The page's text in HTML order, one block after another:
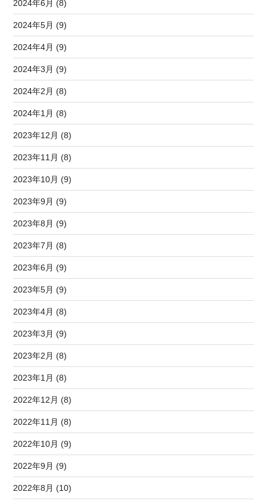
2024年6月 (8)
2024年5月 (9)
2024年4月 (9)
2024年3月 (9)
2024年2月 (8)
2024年1月 (8)
2023年12月 (8)
2023年11月 (8)
2023年10月 (9)
2023年9月 (9)
2023年8月 (9)
2023年7月 (8)
2023年6月 (9)
2023年5月 (9)
2023年4月 (8)
2023年3月 (9)
2023年2月 (8)
2023年1月 (8)
2022年12月 (8)
2022年11月 (8)
2022年10月 (9)
2022年9月 (9)
2022年8月 (10)